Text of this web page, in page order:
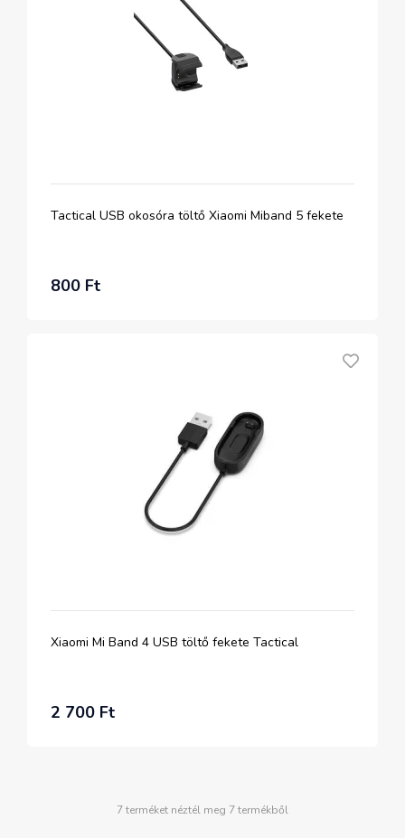
Tactical USB okosóra töltő Xiaomi Miband 5 fekete
800 Ft
Xiaomi Mi Band 4 USB töltő fekete Tactical
2 700 Ft
7 terméket néztél meg 7 termékből